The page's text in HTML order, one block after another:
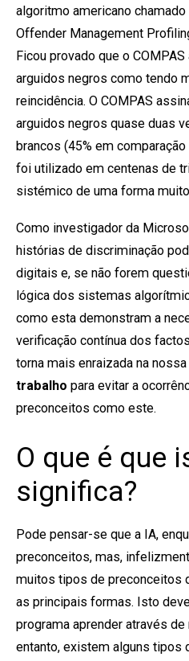
algoritmo americano chamado
Offender Management
Ficou provado que o
arguidos negros como tendo
reincidência. O COMPAS
arguidos negros quase duas
brancos (45% em
foi utilizado em centenas de
sistémico de uma forma
Como investigador da
histórias de discriminação
digitais e, se não forem
lógica dos sistemas
como esta demonstram a
verificação contínua dos
torna mais enraizada na
trabalho para evitar a
preconceitos como este.
O que é que
significa?
Pode pensar-se que a IA,
preconceitos, mas,
muitos tipos de preconceitos
as principais formas. Isto
programa aprender através
entanto, existem alguns tipos